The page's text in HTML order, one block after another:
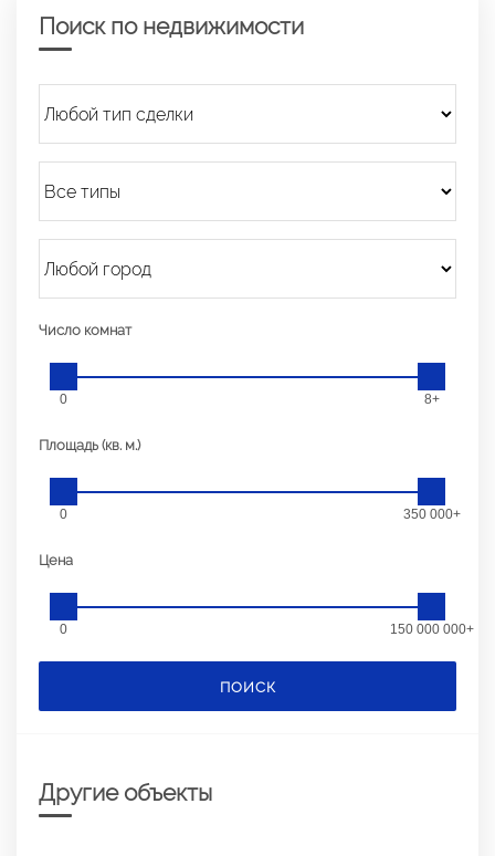
Поиск по недвижимости
Число комнат
0 8+
Площадь (кв. м.)
0 350 000+
Цена
0 150 000 000+
ПОИСК
Другие объекты